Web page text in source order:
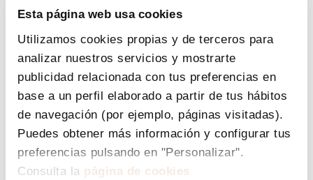
Esta página web usa cookies
Utilizamos cookies propias y de terceros para
analizar nuestros servicios y mostrarte
publicidad relacionada con tus preferencias en
base a un perfil elaborado a partir de tus hábitos
de navegación (por ejemplo, páginas visitadas).
Puedes obtener más información y configurar tus
preferencias pulsando en "Personalizar".
Consulta la página de cookies
Sherlock Holmes
Leyendas de pasión
Hook
Titanic
007: James Bond
Cazafantasmas
Star Wars: Marcha imperial